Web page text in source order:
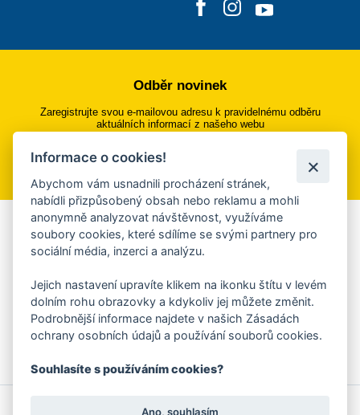
Odběr novinek
Zaregistrujte svou e-mailovou adresu k pravidelnému odběru
aktuálních informací z našeho webu
Přihlásit se k odběru
Aplikace Mobilní rozhlas
Chcete dostávat do svého mobilu či mailu upozornění na
ankety, pozvánky na kulturní a sportovní akce?
Více informací o aplikaci
Informace o cookies!
Abychom vám usnadnili procházení stránek,
nabídli přizpůsobený obsah nebo reklamu a mohli
anonymně analyzovat návštěvnost, využíváme
soubory cookies, které sdílíme se svými partnery pro
sociální média, inzerci a analýzu.
Jejich nastavení upravíte klikem na ikonku štítu v levém
dolním rohu obrazovky a kdykoliv jej můžete změnit.
Podrobnější informace najdete v našich Zásadách
ochrany osobních údajů a používání souborů cookies.
Souhlasíte s používáním cookies?
Ano, souhlasím